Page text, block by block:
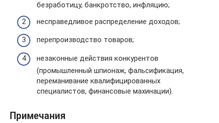
безработицу, банкротство, инфляцию;
несправедливое распределение доходов;
перепроизводство товаров;
незаконные действия конкурентов
(промышленный шпионаж, фальсификация,
переманивание квалифицированных
специалистов, финансовые махинации).
Примечания